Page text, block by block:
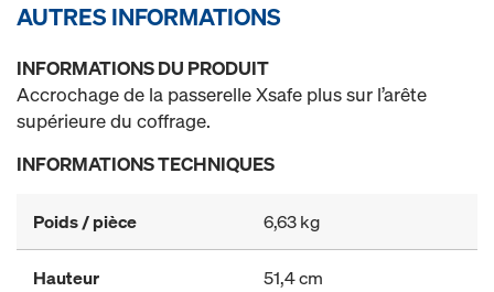
AUTRES INFORMATIONS
INFORMATIONS DU PRODUIT
Accrochage de la passerelle Xsafe plus sur l’arête
supérieure du coffrage.
INFORMATIONS TECHNIQUES
Poids / pièce 6,63 kg
Hauteur 51,4 cm